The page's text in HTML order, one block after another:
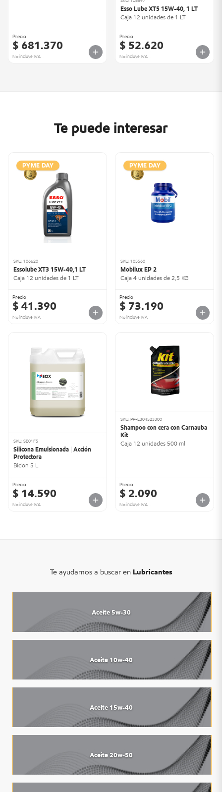
Precio
$ 681.370
No incluye IVA
Esso Lube XT5 15W-40, 1 LT
Caja 12 unidades de 1 LT
Precio
$ 52.620
No incluye IVA
Te puede interesar
PYME DAY
SKU: 106620
Essolube XT3 15W-40,1 LT
Caja 12 unidades de 1 LT
Precio
$ 41.390
No incluye IVA
PYME DAY
SKU: 105560
Mobilux EP 2
Caja 4 unidades de 2,5 KG
Precio
$ 73.190
No incluye IVA
SKU: SE01F5
Silicona Emulsionada | Acción
Protectora
Bidón 5 L
Precio
$ 14.590
No incluye IVA
SKU: PP-E304523300
Shampoo con cera con Carnauba
Kit
Caja 12 unidades 500 ml
Precio
$ 2.090
No incluye IVA
Te ayudamos a buscar en Lubricantes
Aceite 5w-30
Aceite 10w-40
Aceite 15w-40
Aceite 20w-50